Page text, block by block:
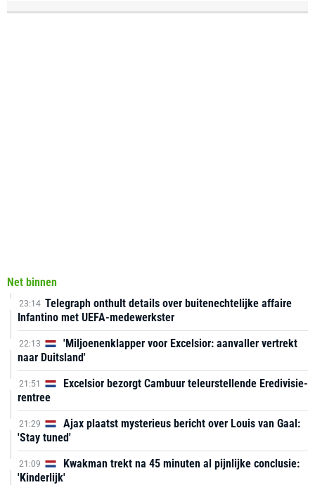
Net binnen
23:14 Telegraph onthult details over buitenechtelijke affaire
Infantino met UEFA-medewerkster
22:13
'Miljoenenklapper voor Excelsior: aanvaller vertrekt
naar Duitsland'
21:51
Excelsior bezorgt Cambuur teleurstellende Eredivisie-
rentree
21:29
Ajax plaatst mysterieus bericht over Louis van Gaal:
'Stay tuned'
21:09
Kwakman trekt na 45 minuten al pijnlijke conclusie:
'Kinderlijk'